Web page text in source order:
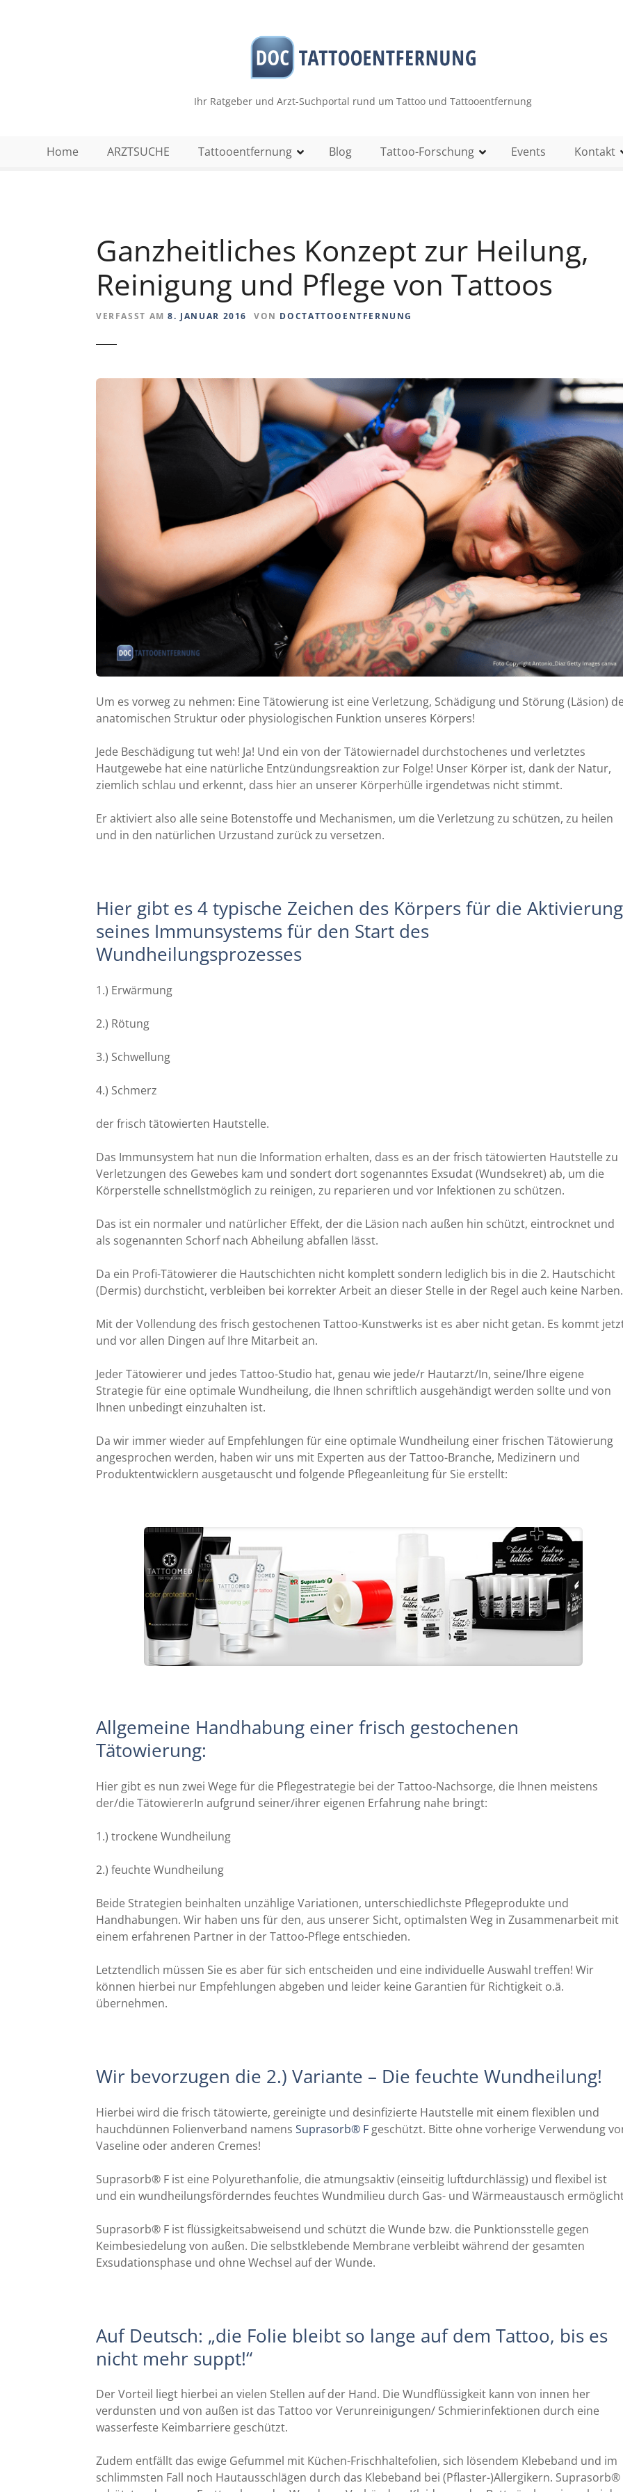
Ihr Ratgeber und Arzt-Suchportal rund um Tattoo und Tattooentfernung
Home ARZTSUCHE Tattooentfernung Blog Tattoo-Forschung Events Kontakt
Ganzheitliches Konzept zur Heilung,
Reinigung und Pflege von Tattoos
VERFASST AM 8. JANUAR 2016 VON DOCTATTOOENTFERNUNG
Um es vorweg zu nehmen: Eine Tätowierung ist eine Verletzung, Schädigung und Störung (Läsion)
anatomischen Struktur oder physiologischen Funktion unseres Körpers!
Jede Beschädigung tut weh! Ja! Und ein von der Tätowiernadel durchstochenes und verletztes
Hautgewebe hat eine natürliche Entzündungsreaktion zur Folge! Unser Körper ist, dank der Natur,
ziemlich schlau und erkennt, dass hier an unserer Körperhülle irgendetwas nicht stimmt.
Er aktiviert also alle seine Botenstoffe und Mechanismen, um die Verletzung zu schützen, zu heilen
und in den natürlichen Urzustand zurück zu versetzen.
Hier gibt es 4 typische Zeichen des Körpers für die Aktivierung
seines Immunsystems für den Start des
Wundheilungsprozesses
1.) Erwärmung
2.) Rötung
3.) Schwellung
4.) Schmerz
der frisch tätowierten Hautstelle.
Das Immunsystem hat nun die Information erhalten, dass es an der frisch tätowierten Hautstelle zu
Verletzungen des Gewebes kam und sondert dort sogenanntes Exsudat (Wundsekret) ab, um die
Körperstelle schnellstmöglich zu reinigen, zu reparieren und vor Infektionen zu schützen.
Das ist ein normaler und natürlicher Effekt, der die Läsion nach außen hin schützt, eintrocknet und
als sogenannten Schorf nach Abheilung abfallen lässt.
Da ein Profi-Tätowierer die Hautschichten nicht komplett sondern lediglich bis in die 2. Hautschicht
(Dermis) durchsticht, verbleiben bei korrekter Arbeit an dieser Stelle in der Regel auch keine Narben.
Mit der Vollendung des frisch gestochenen Tattoo-Kunstwerks ist es aber nicht getan. Es kommt
und vor allen Dingen auf Ihre Mitarbeit an.
Jeder Tätowierer und jedes Tattoo-Studio hat, genau wie jede/r Hautarzt/In, seine/Ihre eigene
Strategie für eine optimale Wundheilung, die Ihnen schriftlich ausgehändigt werden sollte und von
Ihnen unbedingt einzuhalten ist.
Da wir immer wieder auf Empfehlungen für eine optimale Wundheilung einer frischen Tätowierung
angesprochen werden, haben wir uns mit Experten aus der Tattoo-Branche, Medizinern und
Produktentwicklern ausgetauscht und folgende Pflegeanleitung für Sie erstellt:
Allgemeine Handhabung einer frisch gestochenen
Tätowierung:
Hier gibt es nun zwei Wege für die Pflegestrategie bei der Tattoo-Nachsorge, die Ihnen meistens
der/die TätowiererIn aufgrund seiner/ihrer eigenen Erfahrung nahe bringt:
1.) trockene Wundheilung
2.) feuchte Wundheilung
Beide Strategien beinhalten unzählige Variationen, unterschiedlichste Pflegeprodukte und
Handhabungen. Wir haben uns für den, aus unserer Sicht, optimalsten Weg in Zusammenarbeit mit
einem erfahrenen Partner in der Tattoo-Pflege entschieden.
Letztendlich müssen Sie es aber für sich entscheiden und eine individuelle Auswahl treffen! Wir
können hierbei nur Empfehlungen abgeben und leider keine Garantien für Richtigkeit o.ä.
übernehmen.
Wir bevorzugen die 2.) Variante – Die feuchte Wundheilung!
Hierbei wird die frisch tätowierte, gereinigte und desinfizierte Hautstelle mit einem flexiblen und
hauchdünnen Folienverband namens Suprasorb® F geschützt. Bitte ohne vorherige Verwendung
Vaseline oder anderen Cremes!
Suprasorb® F ist eine Polyurethanfolie, die atmungsaktiv (einseitig luftdurchlässig) und flexibel ist
und ein wundheilungsförderndes feuchtes Wundmilieu durch Gas- und Wärmeaustausch
Suprasorb® F ist flüssigkeitsabweisend und schützt die Wunde bzw. die Punktionsstelle gegen
Keimbesiedelung von außen. Die selbstklebende Membrane verbleibt während der gesamten
Exsudationsphase und ohne Wechsel auf der Wunde.
Auf Deutsch: „die Folie bleibt so lange auf dem Tattoo, bis es
nicht mehr suppt!“
Der Vorteil liegt hierbei an vielen Stellen auf der Hand. Die Wundflüssigkeit kann von innen her
verdunsten und von außen ist das Tattoo vor Verunreinigungen/ Schmierinfektionen durch eine
wasserfeste Keimbarriere geschützt.
Zudem entfällt das ewige Gefummel mit Küchen-Frischhaltefolien, sich lösendem Klebeband und im
schlimmsten Fall noch Hautausschlägen durch das Klebeband bei (Pflaster-)Allergikern. Suprasorb®